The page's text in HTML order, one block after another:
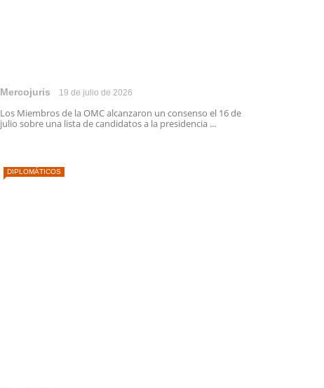
Mercojuris 19 de julio de 2026
Los Miembros de la OMC alcanzaron un consenso el 16 de
julio sobre una lista de candidatos a la presidencia ...
DIPLOMÁTICOS